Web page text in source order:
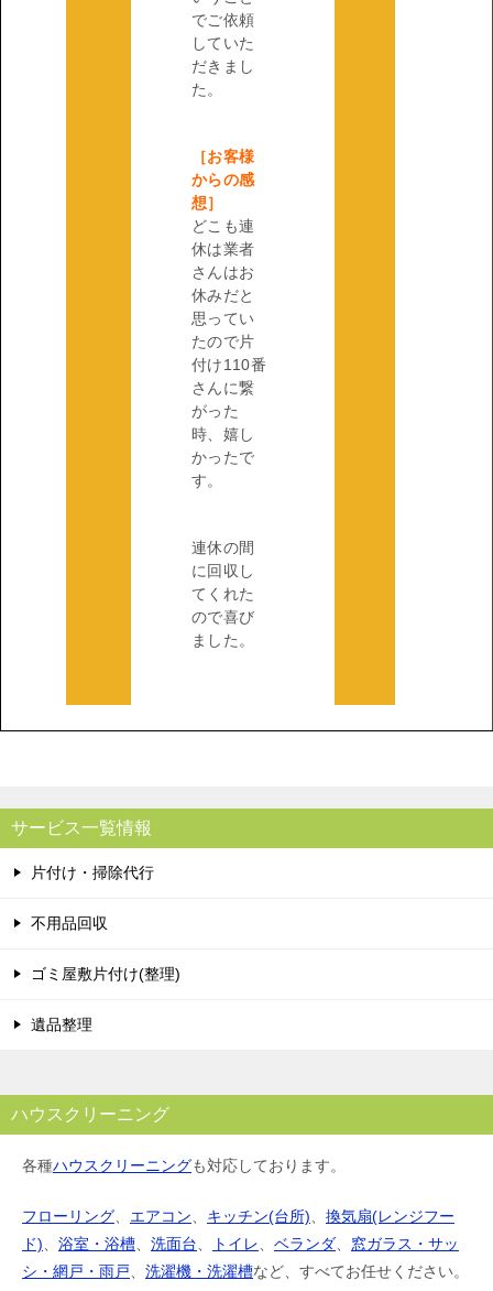
でご依頼
していた
だきまし
た。
［お客様
からの感
想］
どこも連
休は業者
さんはお
休みだと
思ってい
たので片
付け110番
さんに繋
がった
時、嬉し
かったで
す。
連休の間
に回収し
てくれた
ので喜び
ました。
サービス一覧情報
片付け・掃除代行
不用品回収
ゴミ屋敷片付け(整理)
遺品整理
ハウスクリーニング
各種ハウスクリーニングも対応しております。
フローリング エアコン キッチン(台所)
換気扇(レンジフー
ド)
浴室・浴槽 洗面台 トイレ ベランダ
窓ガラス・サッ
シ・網戸・雨戸
洗濯機・洗濯槽など、すべてお任せください。